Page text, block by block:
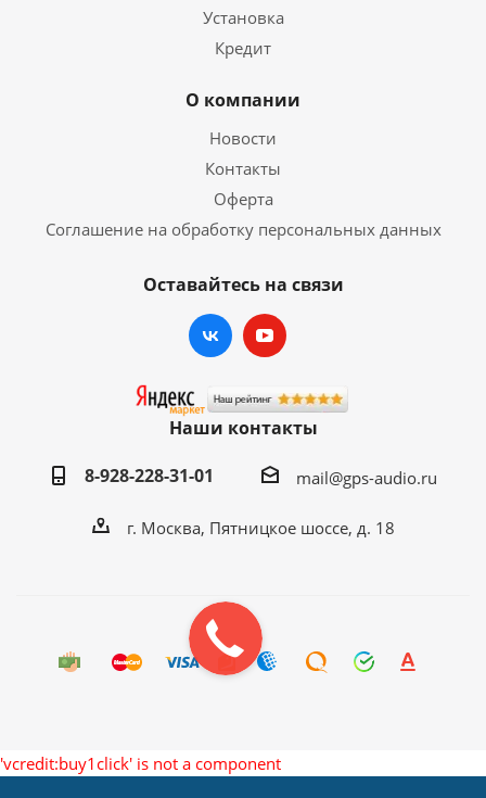
Установка
Кредит
О компании
Новости
Контакты
Оферта
Соглашение на обработку персональных данных
Оставайтесь на связи
Наши контакты
8-928-228-31-01
mail@gps-audio.ru
г. Москва, Пятницкое шоссе, д. 18
'vcredit:buy1click' is not a component